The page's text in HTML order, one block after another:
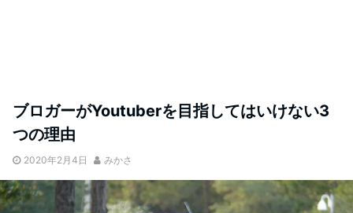
ブロガーがYoutuberを目指してはいけない3
つの理由
2020年2月4日 みかさ